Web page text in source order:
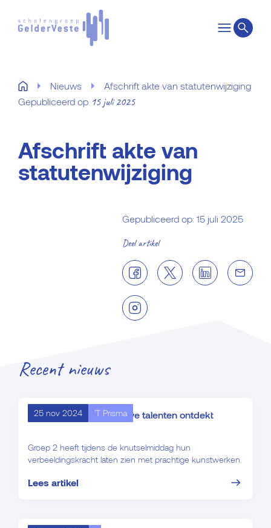
Nieuws
Afschrift akte van statutenwijziging
Gepubliceerd op 15 juli 2025
Afschrift akte van
statutenwijziging
Gepubliceerd op: 15 juli 2025
Deel artikel
Recent nieuws
Knutselmiddag: creatieve talenten ontdekt
25 nov 2024 'T Prisma
Groep 2 heeft tijdens de knutselmiddag hun
verbeeldingskracht laten zien met prachtige kunstwerken.
Lees artikel